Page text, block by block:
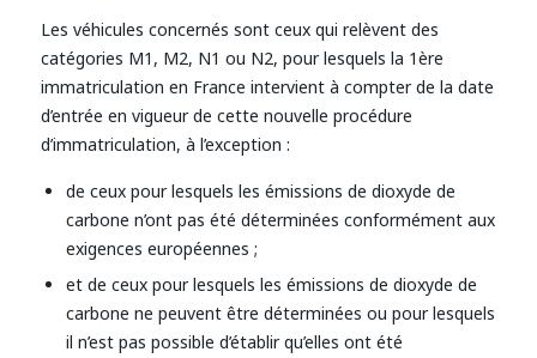
Les véhicules concernés sont ceux qui relèvent des
catégories M1, M2, N1 ou N2, pour lesquels la 1ère
immatriculation en France intervient à compter de la date
d’entrée en vigueur de cette nouvelle procédure
d’immatriculation, à l’exception :
de ceux pour lesquels les émissions de dioxyde de
carbone n’ont pas été déterminées conformément aux
exigences européennes ;
et de ceux pour lesquels les émissions de dioxyde de
carbone ne peuvent être déterminées ou pour lesquels
il n’est pas possible d’établir qu’elles ont été